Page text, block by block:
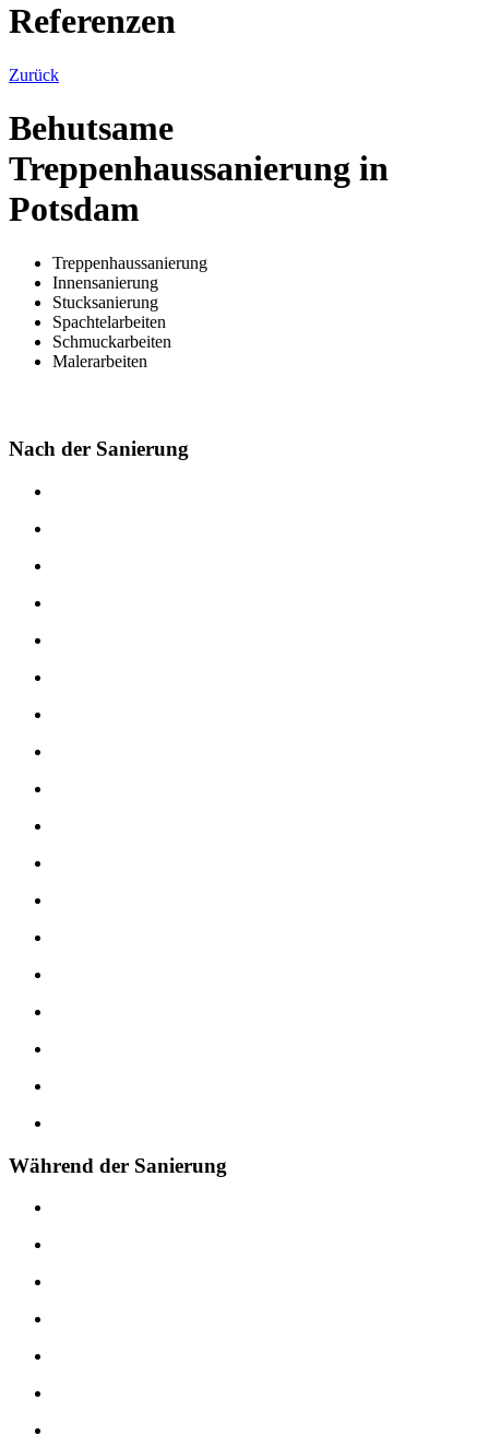
Referenzen
Zurück
Behutsame
Treppenhaussanierung in
Potsdam
Treppenhaussanierung
Innensanierung
Stucksanierung
Spachtelarbeiten
Schmuckarbeiten
Malerarbeiten
Nach der Sanierung
Während der Sanierung